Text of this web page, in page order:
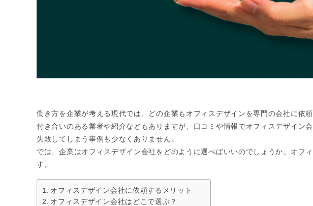
働き方を企業が考える現代では、どの企業もオフィスデザインを専門の会社に依
付き合いのある業者や紹介などもありますが、口コミや情報でオフィスデザイン
失敗してしまう事例も少なくありません。
では、企業はオフィスデザイン会社をどのように選べばいいのでしょうか。オフ
す。
オフィスデザイン会社に依頼するメリット
オフィスデザイン会社はどこで選ぶ？